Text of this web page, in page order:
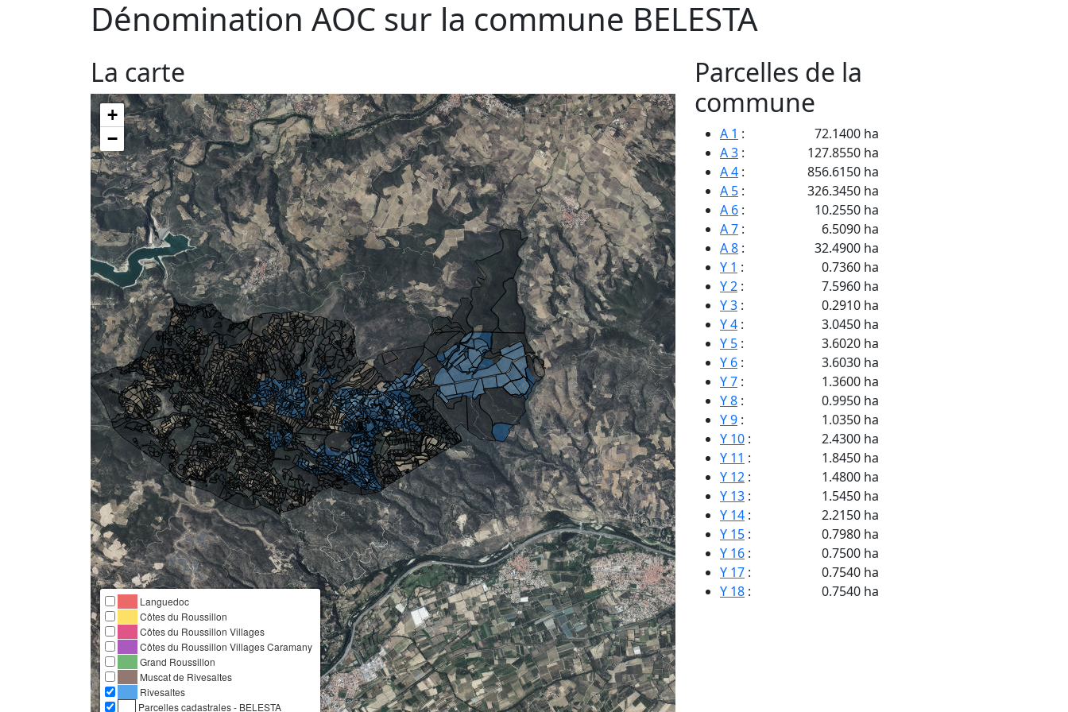
Dénomination AOC sur la commune BELESTA
La carte
+
−
Languedoc
Côtes du Roussillon
Côtes du Roussillon Villages
Côtes du Roussillon Villages Caramany
Grand Roussillon
Muscat de Rivesaltes
Rivesaltes
Parcelles cadastrales - BELESTA
Parcelles de la
commune
A 1 :
72.1400 ha
A 3 :
127.8550 ha
A 4 :
856.6150 ha
A 5 :
326.3450 ha
A 6 :
10.2550 ha
A 7 :
6.5090 ha
A 8 :
32.4900 ha
Y 1 :
0.7360 ha
Y 2 :
7.5960 ha
Y 3 :
0.2910 ha
Y 4 :
3.0450 ha
Y 5 :
3.6020 ha
Y 6 :
3.6030 ha
Y 7 :
1.3600 ha
Y 8 :
0.9950 ha
Y 9 :
1.0350 ha
Y 10 :
2.4300 ha
Y 11 :
1.8450 ha
Y 12 :
1.4800 ha
Y 13 :
1.5450 ha
Y 14 :
2.2150 ha
Y 15 :
0.7980 ha
Y 16 :
0.7500 ha
Y 17 :
0.7540 ha
Y 18 :
0.7540 ha